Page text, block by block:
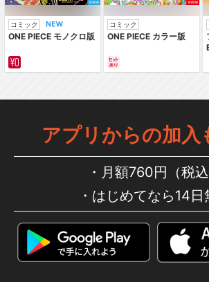
コミック
ONE PIECE モノクロ版
コミック
ONE PIECE カラー版
アプリからの加入
月額760円（税込
はじめてなら14日